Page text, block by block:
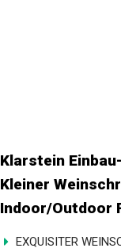
Klarstein
Kleiner
Indoor/Outdoor
EXQUISITER